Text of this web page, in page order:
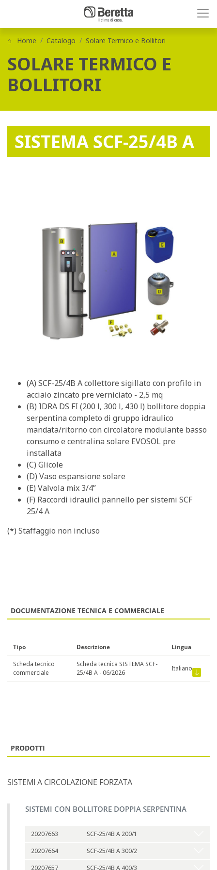
Home Catalogo Solare Termico e Bollitori
SOLARE TERMICO E
BOLLITORI
SISTEMA SCF-25/4B A
(A) SCF-25/4B A collettore sigillato con profilo in
acciaio zincato pre verniciato - 2,5 mq
(B) IDRA DS FI (200 l, 300 l, 430 l) bollitore doppia
serpentina completo di gruppo idraulico
mandata/ritorno con circolatore modulante basso
consumo e centralina solare EVOSOL pre
installata
(C) Glicole
(D) Vaso espansione solare
(E) Valvola mix 3/4”
(F) Raccordi idraulici pannello per sistemi SCF
25/4 A
(*) Staffaggio non incluso
DOCUMENTAZIONE TECNICA E COMMERCIALE
Tipo Descrizione Lingua
Scheda tecnico
commerciale
Scheda tecnica SISTEMA SCF-
25/4B A - 06/2026
Italiano
PRODOTTI
SISTEMI A CIRCOLAZIONE FORZATA
SISTEMI CON BOLLITORE DOPPIA SERPENTINA
20207663 SCF-25/4B A 200/1
20207664 SCF-25/4B A 300/2
20207657 SCF-25/4B A 400/3